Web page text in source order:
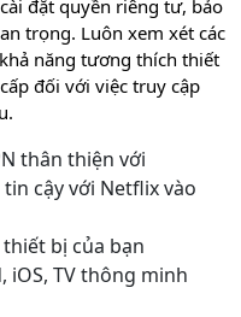
đặt quyền riêng tư, bảo
trọng. Luôn xem xét các
năng tương thích thiết
đối với việc truy cập
thân thiện với
cậy với Netflix vào
bị của bạn
iOS, TV thông minh